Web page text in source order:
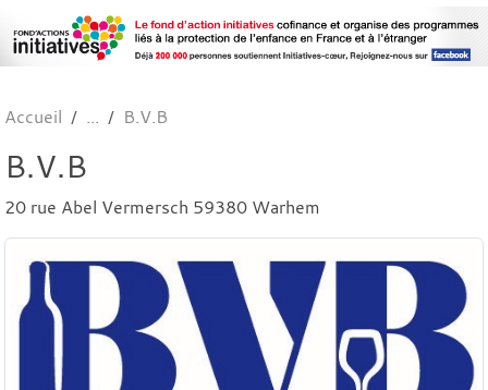
Accueil B.V.B
B.V.B
20 rue Abel Vermersch 59380 Warhem